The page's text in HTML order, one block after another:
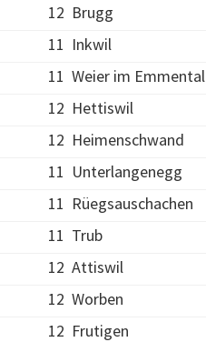
12 Brugg
11 Inkwil
11 Weier im Emmental
12 Hettiswil
12 Heimenschwand
11 Unterlangenegg
11 Rüegsauschachen
11 Trub
12 Attiswil
12 Worben
12 Frutigen